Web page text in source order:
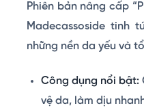
Phiên bản nâng cấp
Madecassoside tinh
những nền da yếu và
Công dụng nổi bật:
vệ da, làm dịu